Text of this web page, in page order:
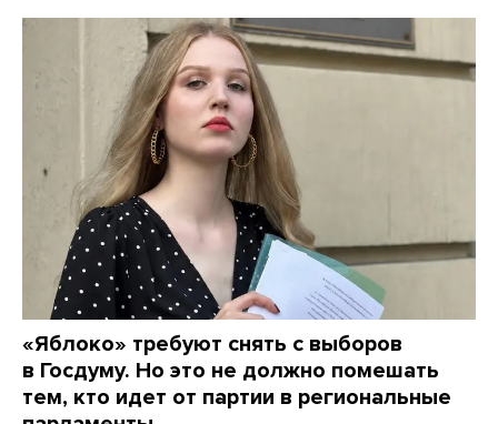
«Яблоко» требуют снять с выборов
в Госдуму. Но это не должно помешать
тем, кто идет от партии в региональные